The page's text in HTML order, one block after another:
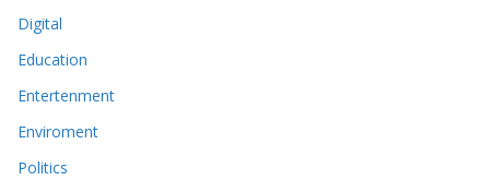
Digital
Education
Entertenment
Enviroment
Politics